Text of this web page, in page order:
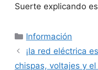
Suerte explicando
Categorías
Información
¡la red eléctrica
chispas, voltajes y